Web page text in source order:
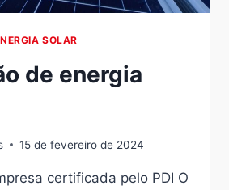
SOLAR
de energia
15 de fevereiro de 2024
certificada pelo PDI O